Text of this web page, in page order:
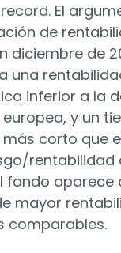
El
de
diciembre de
una
inferior a la
y un
corto que
rentabilidad
fondo
mayor
comparables.